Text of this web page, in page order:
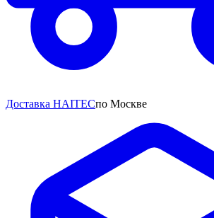
Доставка HAITECпо Москве